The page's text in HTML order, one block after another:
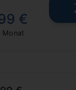
€
Monat